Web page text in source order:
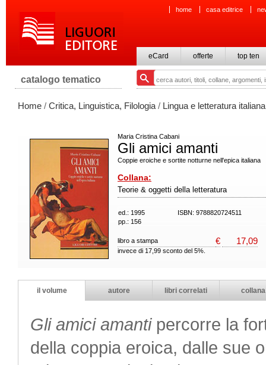
home casa editrice
eCard offerte top ten
catalogo tematico
Home / Critica, Linguistica, Filologia / Lingua e letteratura italiana
Maria Cristina Cabani
Gli amici amanti
Coppie eroiche e sortite notturne nell'epica italiana
Collana:
Teorie & oggetti della letteratura
ed.: 1995
ISBN: 9788820724511
pp.: 156
libro a stampa € 17,09
invece di 17,99 sconto del 5%.
il volume autore libri correlati collana
Gli amici amantipercorre la
della coppia eroica, dalle sue